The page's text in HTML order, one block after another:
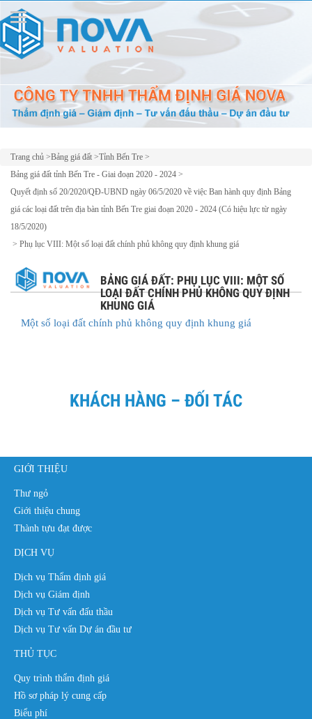
Trang chủ >Bảng giá đất >Tỉnh Bến Tre >
Bảng giá đất tỉnh Bến Tre - Giai đoạn 2020 - 2024 >
Quyết định số 20/2020/QĐ-UBND ngày 06/5/2020 về việc Ban hành quy định Bảng
giá các loại đất trên địa bàn tỉnh Bến Tre giai đoạn 2020 - 2024 (Có hiệu lực từ ngày
18/5/2020)
> Phụ lục VIII: Một số loại đất chính phủ không quy định khung giá
BẢNG GIÁ ĐẤT: PHỤ LỤC VIII: MỘT SỐ
LOẠI ĐẤT CHÍNH PHỦ KHÔNG QUY ĐỊNH
KHUNG GIÁ
Một số loại đất chính phủ không quy định khung giá
KHÁCH HÀNG – ĐỐI TÁC
GIỚI THIỆU
Thư ngỏ
Giới thiệu chung
Thành tựu đạt được
DỊCH VỤ
Dịch vụ Thẩm định giá
Dịch vụ Giám định
Dịch vụ Tư vấn đấu thầu
Dịch vụ Tư vấn Dự án đầu tư
THỦ TỤC
Quy trình thẩm định giá
Hồ sơ pháp lý cung cấp
Biểu phí